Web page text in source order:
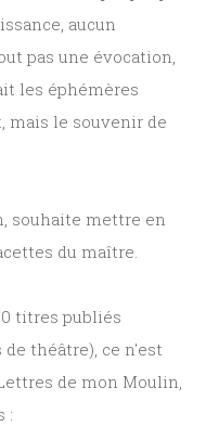
aucun
pas une évocation,
les éphémères
mais le souvenir de
souhaite mettre en
du maître.
titres publiés
théâtre), ce n'est
de mon Moulin,
: